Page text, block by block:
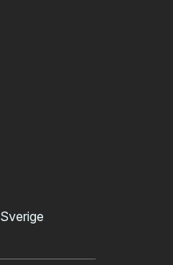
Sverige